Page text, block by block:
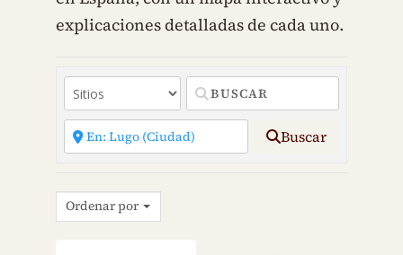
explicaciones detalladas de cada uno.
Buscar
Ordenar por